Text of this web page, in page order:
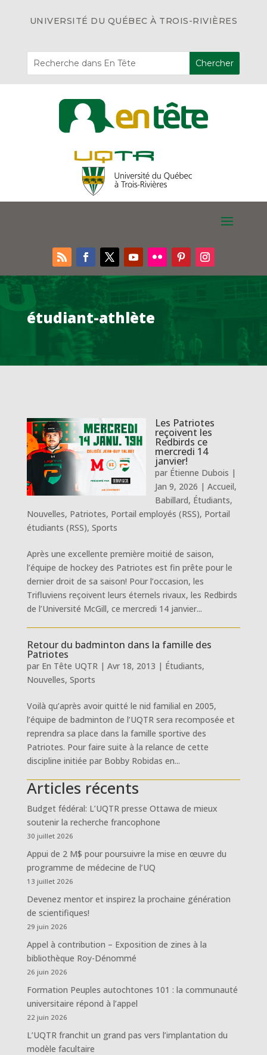
UNIVERSITÉ DU QUÉBEC À TROIS-RIVIÈRES
étudiant-athlète
Les Patriotes
reçoivent les
Redbirds ce
mercredi 14
janvier!
par Étienne Dubois |
Jan 9, 2026 | Accueil,
Babillard, Étudiants,
Nouvelles, Patriotes, Portail employés (RSS), Portail
étudiants (RSS), Sports
Après une excellente première moitié de saison,
l’équipe de hockey des Patriotes est fin prête pour le
dernier droit de sa saison! Pour l’occasion, les
Trifluviens reçoivent leurs éternels rivaux, les Redbirds
de l’Université McGill, ce mercredi 14 janvier...
Retour du badminton dans la famille des
Patriotes
par En Tête UQTR| Avr 18, 2013 | Étudiants,
Nouvelles, Sports
Voilà qu’après avoir quitté le nid familial en 2005,
l’équipe de badminton de l’UQTR sera recomposée et
reprendra sa place dans la famille sportive des
Patriotes. Pour faire suite à la relance de cette
discipline initiée par Bobby Robidas en...
Articles récents
Budget fédéral: L’UQTR presse Ottawa de mieux
soutenir la recherche francophone
30 juillet 2026
Appui de 2 M$ pour poursuivre la mise en œuvre du
programme de médecine de l’UQ
13 juillet 2026
Devenez mentor et inspirez la prochaine génération
de scientifiques!
29 juin 2026
Appel à contribution – Exposition de zines à la
bibliothèque Roy-Dénommé
26 juin 2026
Formation Peuples autochtones 101 : la communauté
universitaire répond à l’appel
22 juin 2026
L’UQTR franchit un grand pas vers l’implantation du
modèle facultaire